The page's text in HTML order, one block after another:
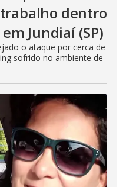
dentro
Jundiaí (SP)
o ataque por cerca de
sofrido no ambiente de